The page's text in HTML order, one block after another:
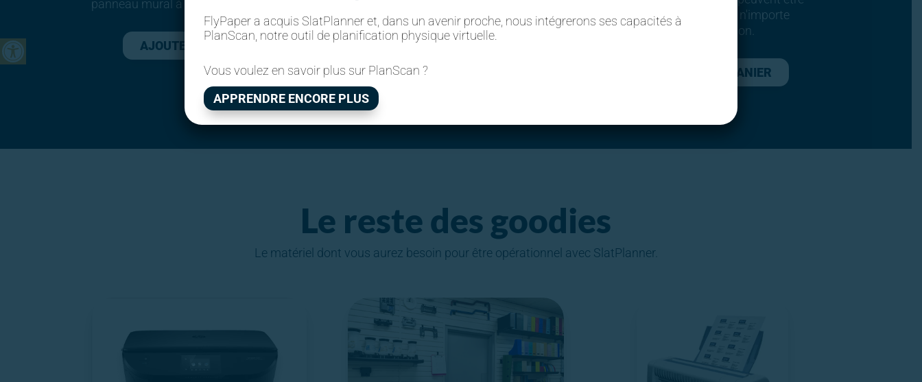
Ouvrir la barre d’outils
panneau mural à lattes 4X8.
AJOUTER AU PANIER
recommandons de commencer avec un
paquet pour chaque boîte de SlatNotes.
rapidement assemblés à n'importe
quelle taille et configuration.
AJOUTER AU PANIER
Le reste des goodies
Le matériel dont vous aurez besoin pour être opérationnel avec SlatPlanner.
FlyPaper a acquis SlatPlanner et, dans un avenir proche, nous intégrerons ses capacités à
PlanScan, notre outil de planification physique virtuelle.
Vous voulez en savoir plus sur PlanScan ?
APPRENDRE ENCORE PLUS